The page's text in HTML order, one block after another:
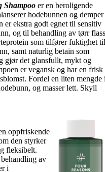
Shampoo er en beroligende
hodebunnen og demper
er ekstra godt egnet til sensitiv
og til behandling av tørr
som tilfører fuktighet til
samt naturlig betain som
gjør det glansfullt, mykt og
er vegansk og har en frisk
Fordel en liten mengde
og masser lett. Skyll
oppfriskende
den styrker
fleksibelt.
av
i